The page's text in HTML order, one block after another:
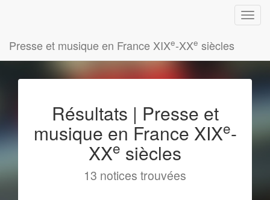
Presse et musique en France XIXe-XXe siècles
Résultats | Presse et
musique en France XIXe-
XXe siècles
13 notices trouvées